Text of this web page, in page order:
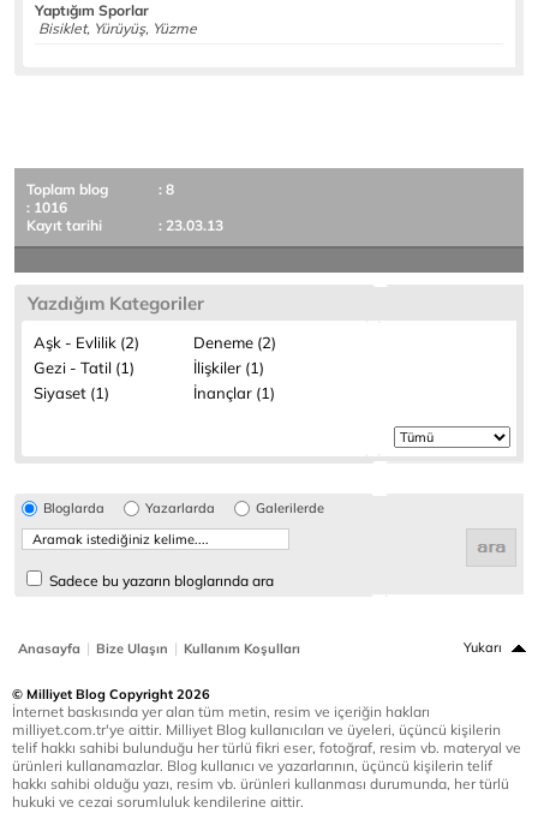
Yaptığım Sporlar
Bisiklet, Yürüyüş, Yüzme
Toplam blog
: 8
: 1016
Kayıt tarihi
: 23.03.13
Yazdığım Kategoriler
Aşk - Evlilik (2)
Deneme (2)
Gezi - Tatil (1)
İlişkiler (1)
Siyaset (1)
İnançlar (1)
Bloglarda Yazarlarda Galerilerde
Sadece bu yazarın bloglarında ara
Anasayfa | Bize Ulaşın | Kullanım Koşulları Yukarı
© Milliyet Blog Copyright 2026
İnternet baskısında yer alan tüm metin, resim ve içeriğin hakları
milliyet.com.tr'ye aittir. Milliyet Blog kullanıcıları ve üyeleri, üçüncü kişilerin
telif hakkı sahibi bulunduğu her türlü fikri eser, fotoğraf, resim vb. materyal ve
ürünleri kullanamazlar. Blog kullanıcı ve yazarlarının, üçüncü kişilerin telif
hakkı sahibi olduğu yazı, resim vb. ürünleri kullanması durumunda, her türlü
hukuki ve cezai sorumluluk kendilerine aittir.